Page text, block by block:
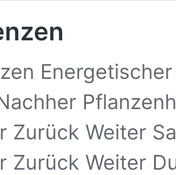
Zurück Weiter
Zurück Weiter